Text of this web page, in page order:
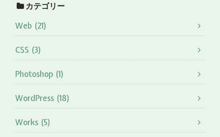
カテゴリー
Web (21)
CSS (3)
Photoshop (1)
WordPress (18)
Works (5)